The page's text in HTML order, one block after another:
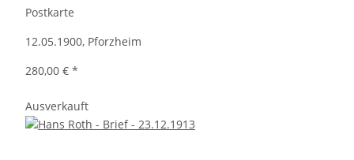
Postkarte
12.05.1900, Pforzheim
280,00 € *
Ausverkauft